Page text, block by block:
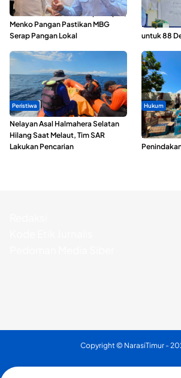
SPPG di Maluku Utara Dipercepat,
Menko Pangan Pastikan MBG
Serap Pangan Lokal
ABDESI
Penyaluran
untuk 88
Peristiwa
Nelayan Asal Halmahera Selatan
Hilang Saat Melaut, Tim SAR
Lakukan Pencarian
Hukum
Polda
Ribuan
Copyright © NarasiTimur -